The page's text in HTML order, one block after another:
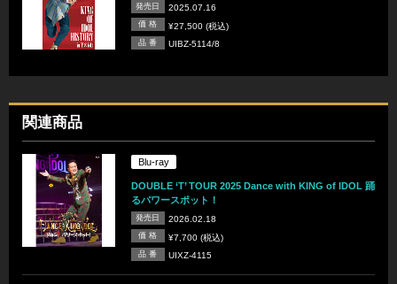
発売日 2025.07.16
価 格 ¥27,500 (税込)
品 番 UIBZ-5114/8
関連商品
Blu-ray
DOUBLE ‘T’ TOUR 2025 Dance with KING of IDOL 踊
るパワースポット！
発売日 2026.02.18
価 格 ¥7,700 (税込)
品 番 UIXZ-4115